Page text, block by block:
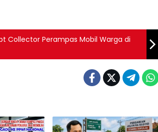
Collector Perampas Mobil Warga di